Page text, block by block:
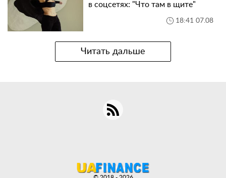
в соцсетях: "Что там в щите"
18:41 07.08
Читать дальше